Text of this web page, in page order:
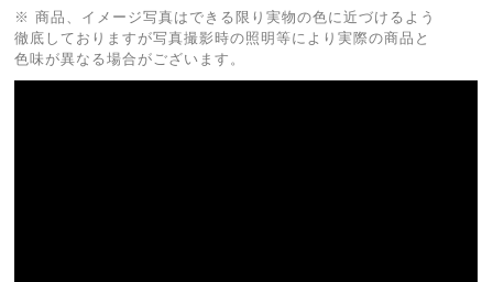
※ 商品、イメージ写真はできる限り実物の色に近づけるよう
徹底しておりますが写真撮影時の照明等により実際の商品と
色味が異なる場合がございます。